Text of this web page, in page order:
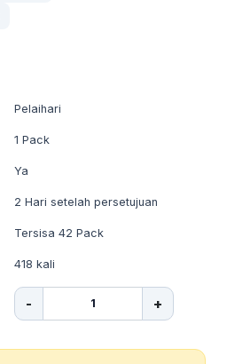
Pelaihari
1 Pack
Ya
2 Hari setelah persetujuan
Tersisa 42 Pack
418 kali
- +